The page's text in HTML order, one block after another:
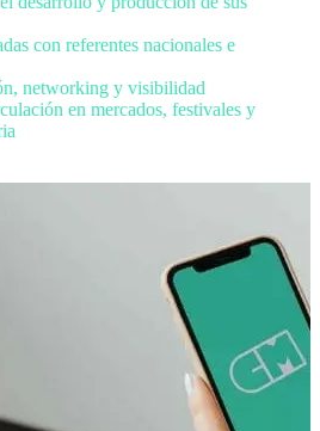
con referentes nacionales e
networking y visibilidad
en mercados, festivales y